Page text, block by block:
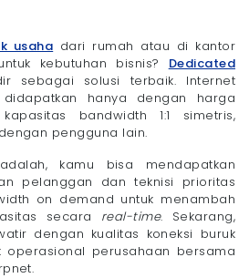
usaha dari rumah atau di kantor
kebutuhan bisnis? Dedicated
sebagai solusi terbaik. Internet
hanya dengan harga
bandwidth 1:1 simetris,
pengguna lain.
kamu bisa mendapatkan
pelanggan dan teknisi prioritas
on demand untuk menambah
secara real-time. Sekarang,
dengan kualitas koneksi buruk
operasional perusahaan bersama